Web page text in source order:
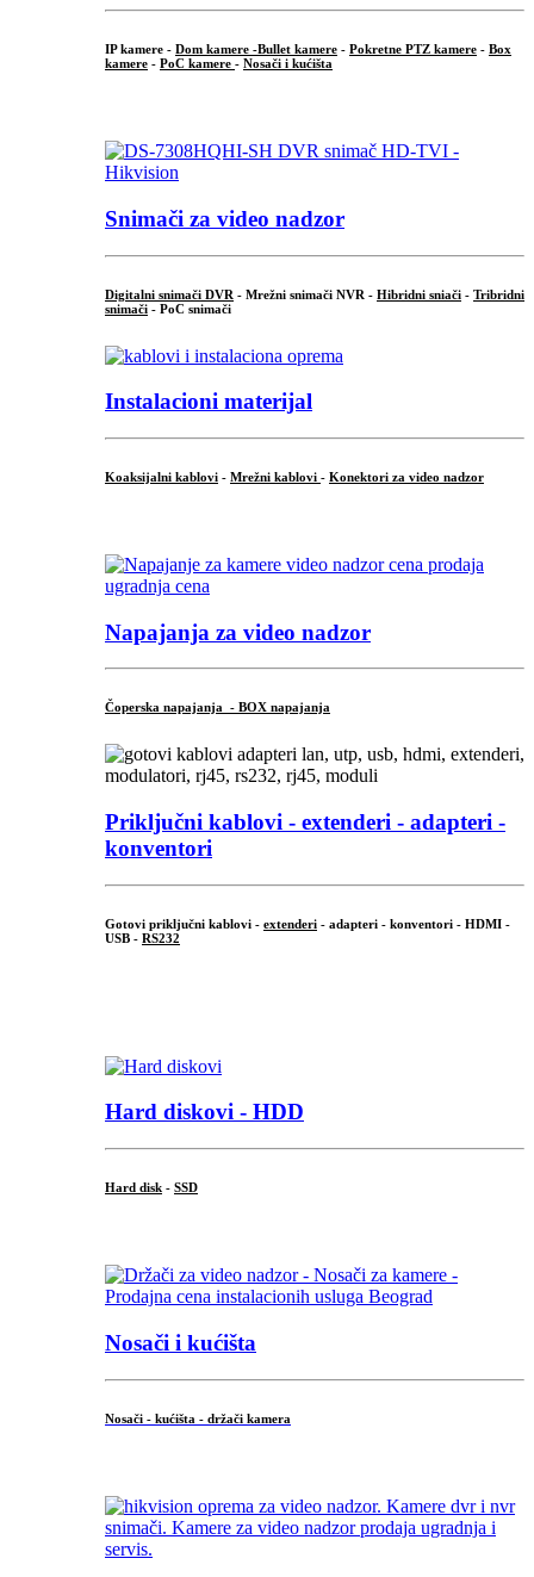
IP kamere - Dom kamere -Bullet kamere - Pokretne PTZ kamere - Box
kamere - PoC kamere - Nosači i kućišta
Snimači za video nadzor
Digitalni snimači DVR - Mrežni snimači NVR - Hibridni sniači - Tribridni
snimači - PoC snimači
Instalacioni materijal
Koaksijalni kablovi - Mrežni kablovi - Konektori za video nadzor
Napajanja za video nadzor
Čoperska napajanja - BOX napajanja
Priključni kablovi - extenderi - adapteri -
konventori
Gotovi priključni kablovi - extenderi - adapteri - konventori - HDMI -
USB - RS232
Hard diskovi - HDD
Hard disk - SSD
Nosači i kućišta
Nosači - kućišta - držači kamera